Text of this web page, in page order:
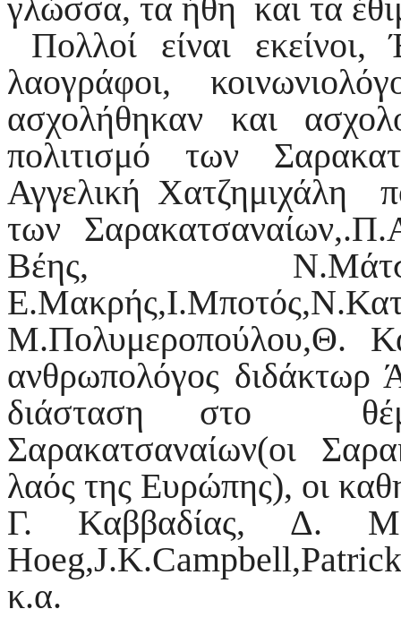
γλώσσα, τα ήθη και τα
Πολλοί είναι εκείνοι,
λαογράφοι,
ασχολήθηκαν και
πολιτισμό των
Αγγελική Χατζημιχάλη
των
Βέης,
Μ.Πολυμεροπούλου,Θ.
ανθρωπολόγος διδάκτωρ
διάσταση στο
Σαρακατσαναίων(οι
λαός της Ευρώπης), οι
Γ. Καββαδίας, Δ.
κ.α.